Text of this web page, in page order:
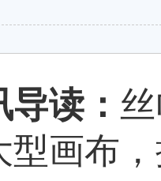
读：
型画布